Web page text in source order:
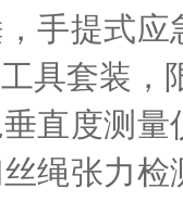
手提式
具套装，
直度测
绳张力